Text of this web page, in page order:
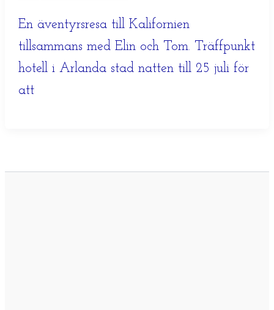
En äventyrsresa till Kalifornien
tillsammans med Elin och Tom. Träffpunkt
hotell i Arlanda stad natten till 25 juli för
att